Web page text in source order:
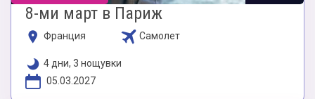
8-ми март в Париж
Франция Самолет
4 дни, 3 нощувки
05.03.2027